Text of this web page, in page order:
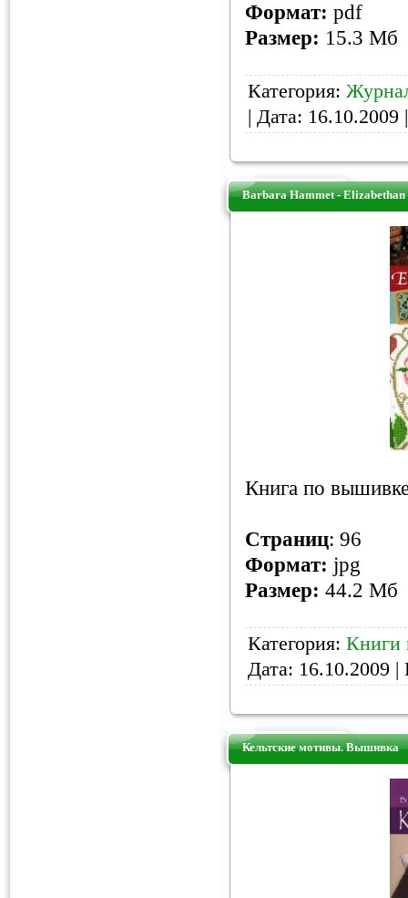
Формат: pdf
Размер: 15.3 Мб
Категория:
| Дата: 16.10.2009
Barbara Hammet - Elizabethan
Книга по
Страниц: 96
Формат: jpg
Размер: 44.2 Мб
Категория: Книги
Дата: 16.10.2009 |
Кельтские мотивы. Вышивка